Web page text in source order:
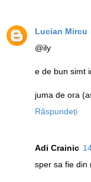
Lucian Mircu
@ily
e de bun simt
juma de ora
Răspundeți
Adi Crainic
sper sa fie din